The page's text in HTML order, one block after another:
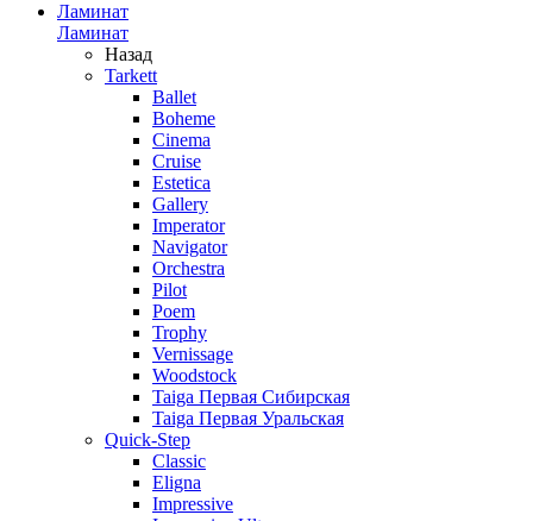
Ламинат
Ламинат
Назад
Tarkett
Ballet
Boheme
Cinema
Cruise
Estetica
Gallery
Imperator
Navigator
Orchestra
Pilot
Poem
Trophy
Vernissage
Woodstock
Taiga Первая Сибирская
Taiga Первая Уральская
Quick-Step
Classic
Eligna
Impressive